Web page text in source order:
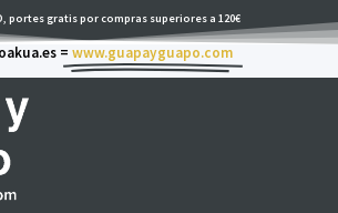
portes gratis por compras superiores a 120€
= www.guapayguapo.com